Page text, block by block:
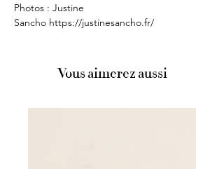
Photos : Justine
Sancho https://justinesancho.fr/
Vous aimerez aussi